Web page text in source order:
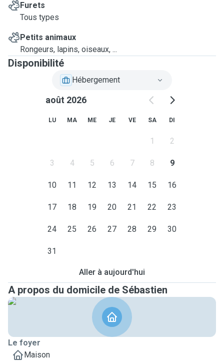
Furets
Tous types
Petits animaux
Rongeurs, lapins, oiseaux, ...
Disponibilité
Hébergement
août 2026
LU MA ME JE VE SA DI
1 2
3 4 5 6 7 8 9
10 11 12 13 14 15 16
17 18 19 20 21 22 23
24 25 26 27 28 29 30
31
Aller à aujourd'hui
A propos du domicile de Sébastien
Le foyer
Maison